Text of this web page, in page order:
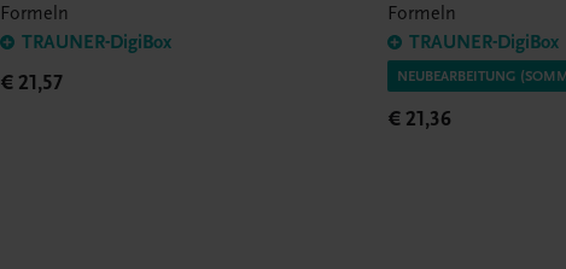
Formeln
TRAUNER-DigiBox
€ 21,57
Formeln
TRAUNER-DigiBox
NEUBEARBEITUNG
€ 21,36